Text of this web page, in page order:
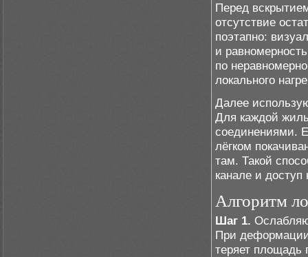
Перед
отсутствие
поэтапно:
и
по
локального
Далее
Для каждой
соединениями.
лёгком
там. Такой
канале и доступ
Алгоритм
Шаг 1.
При деформации
теряет площадь